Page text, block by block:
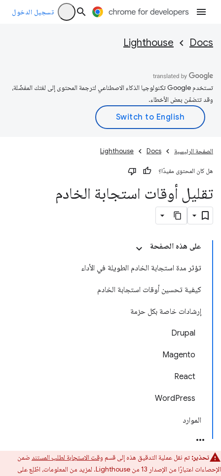
تسجيل الدخول
Docs
Lighthouse
تستخدم Google تكنولوجيا الذكاء الاصطناعي لترجمة المحتوى إلى لغتك المفضّلة،
وقد تتضمّن بعض الأخطاء.
الصفحة الرئيسية Docs
Lighthouse
هل كان المحتوى مفيدًا؟
تقليل أوقات استجابة الخادم
على هذه الصفحة
تؤثر مدة استجابة الخادم الطويلة في الأداء
كيفية تحسين أوقات استجابة الخادم
إرشادات خاصة بكل حزمة
Drupal
Magento
React
WordPress
الموارد
تحذير: تم نقل عملية التدقيق هذه إلى قسم وقت الاستجابة لطلب المستند ضمن
الإحصاءات اعتبارًا من الإصدار 13 من Lighthouse. لمزيد من المعلومات، اطّلِع على